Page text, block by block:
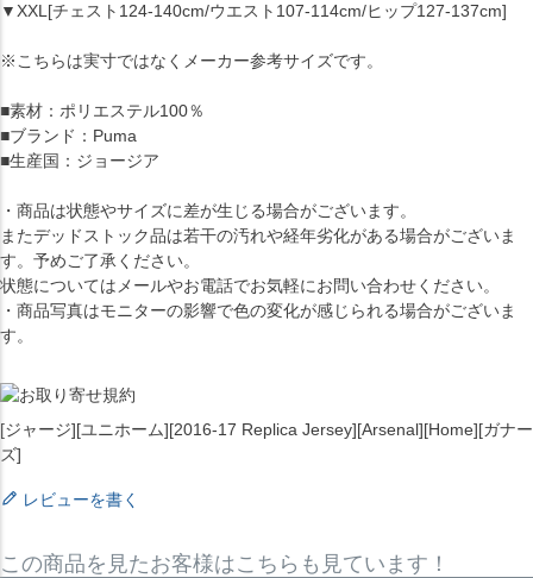
▼XXL[チェスト124-140cm/ウエスト107-114cm/ヒップ127-137cm]
※こちらは実寸ではなくメーカー参考サイズです。
■素材：ポリエステル100％
■ブランド：Puma
■生産国：ジョージア
・商品は状態やサイズに差が生じる場合がございます。
またデッドストック品は若干の汚れや経年劣化がある場合がございま
す。予めご了承ください。
状態についてはメールやお電話でお気軽にお問い合わせください。
・商品写真はモニターの影響で色の変化が感じられる場合がございま
す。
[ジャージ][ユニホーム][2016-17 Replica Jersey][Arsenal][Home][ガナー
ズ]
レビューを書く
この商品を見たお客様はこちらも見ています！